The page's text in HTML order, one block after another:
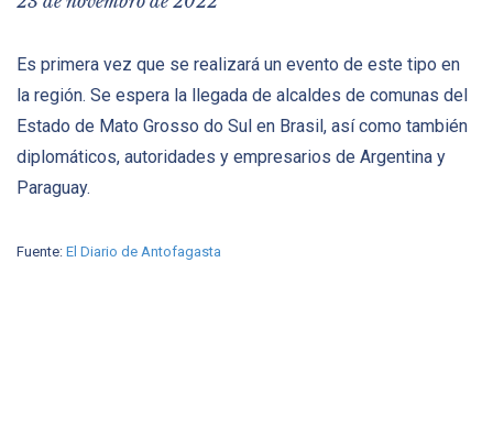
Es primera vez que se realizará un evento de este tipo en
la región. Se espera la llegada de alcaldes de comunas del
Estado de Mato Grosso do Sul en Brasil, así como también
diplomáticos, autoridades y empresarios de Argentina y
Paraguay.
Fuente: El Diario de Antofagasta